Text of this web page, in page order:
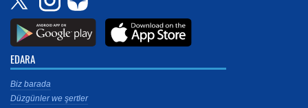
EDARA
Biz barada
Düzgünler we şertler